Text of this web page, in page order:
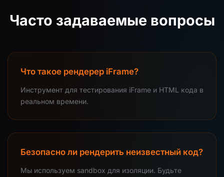
Часто задаваемые вопросы
Что такое рендерер iFrame?
Инструмент для тестирования iFrame и HTML кода в
реальном времени.
Безопасно ли рендерить неизвестный код?
Мы используем sandbox для изоляции. Будьте